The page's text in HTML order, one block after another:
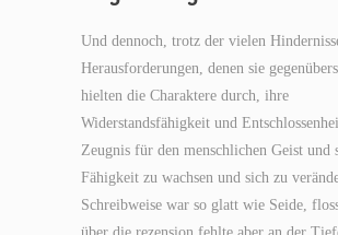
Und dennoch, trotz der vielen
Herausforderungen, denen sie
hielten die Charaktere durch, ihre
Widerstandsfähigkeit und
Zeugnis für den menschlichen Geist und
Fähigkeit zu wachsen und sich zu
Schreibweise war so glatt wie Seide,